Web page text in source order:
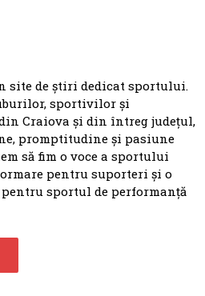
site de știri dedicat sportului.
sportivilor și
Craiova și din întreg județul,
promptitudine și pasiune
să fim o voce a sportului
pentru suporteri și o
sportul de performanță